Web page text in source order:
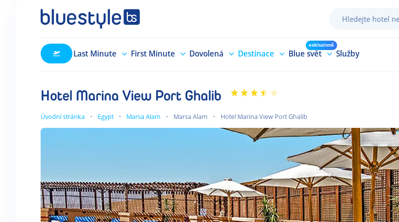
Last Minute First Minute Dovolená Destinace Blue svět
exkluzivně
Služby
Hotel Marina View Port Ghalib
Úvodní stránka Egypt Marsa Alam Marsa Alam Hotel Marina View Port Ghalib